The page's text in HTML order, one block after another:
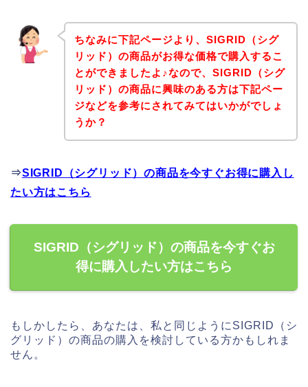
ちなみに下記ページより、SIGRID（シグ
リッド）の商品がお得な価格で購入するこ
とができましたよ♪なので、SIGRID（シグ
リッド）の商品に興味のある方は下記ペー
ジなどを参考にされてみてはいかがでしょ
うか？
⇒SIGRID（シグリッド）の商品を今すぐお得に購入し
たい方はこちら
SIGRID（シグリッド）の商品を今すぐお
得に購入したい方はこちら
もしかしたら、あなたは、私と同じようにSIGRID（シ
グリッド）の商品の購入を検討している方かもしれま
せん。